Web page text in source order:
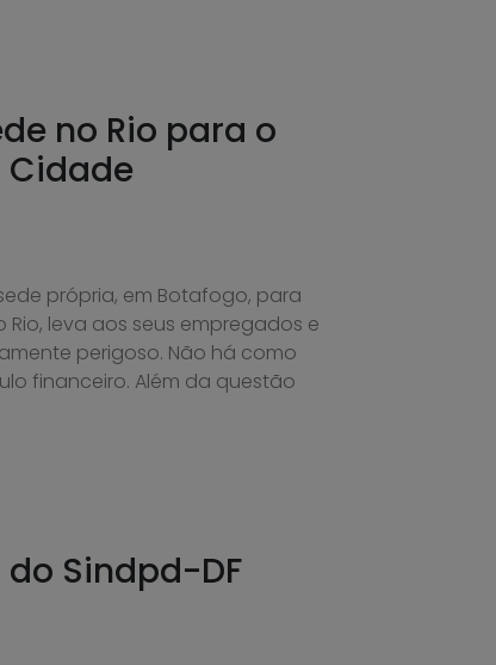
no Rio para o
Cidade
própria, em Botafogo, para
leva aos seus empregados e
perigoso. Não há como
financeiro. Além da questão
Sindpd-DF